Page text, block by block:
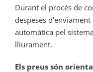
Durant el procés de
despeses
automàtica pel
lliurament.
Els preus són